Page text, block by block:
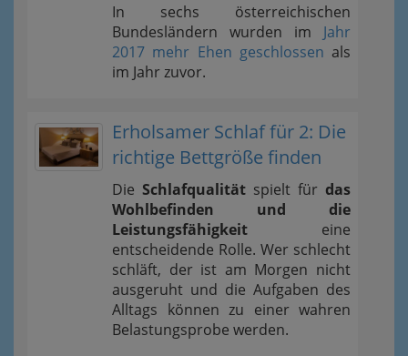
In sechs österreichischen
Bundesländern wurden im Jahr
2017 mehr Ehen geschlossen als
im Jahr zuvor.
Erholsamer Schlaf für 2: Die
richtige Bettgröße finden
Die Schlafqualität spielt für das
Wohlbefinden und die
Leistungsfähigkeit eine
entscheidende Rolle. Wer schlecht
schläft, der ist am Morgen nicht
ausgeruht und die Aufgaben des
Alltags können zu einer wahren
Belastungsprobe werden.